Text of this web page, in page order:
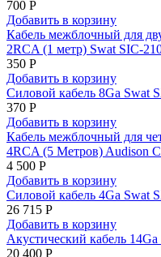
700 Р
Добавить в корзину
Кабель межблочный для
2RCA (1 метр) Swat SIC-
350 Р
Добавить в корзину
Силовой кабель 8Ga Swat
370 Р
Добавить в корзину
Кабель межблочный для
4RCA (5 Метров) Audison
4 500 Р
Добавить в корзину
Силовой кабель 4Ga Swat
26 715 Р
Добавить в корзину
Акустический кабель
20 400 Р